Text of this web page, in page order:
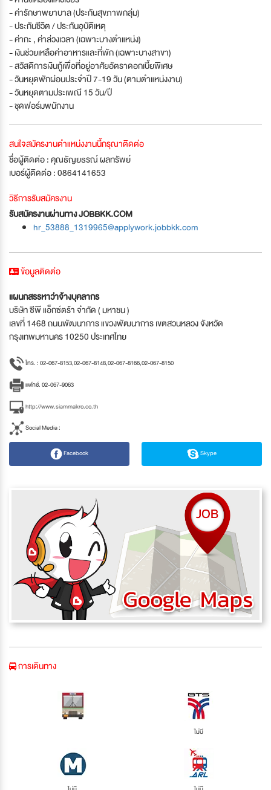
- ค่ารักษาพยาบาล (ประกันสุขภาพกลุ่ม)
- ประกันชีวิต / ประกันอุบัติเหตุ
- ค่ากะ , ค่าล่วงเวลา (เฉพาะบางตำแหน่ง)
- เงินช่วยเหลือค่าอาหารและที่พัก (เฉพาะบางสาขา)
- สวัสดิการเงินกู้เพื่อที่อยู่อาศัยอัตราดอกเบี้ยพิเศษ
- วันหยุดพักผ่อนประจำปี 7-19 วัน (ตามตำแหน่งงาน)
- วันหยุดตามประเพณี 15 วัน/ปี
- ชุดฟอร์มพนักงาน
สนใจสมัครงานตำแหน่งงานนี้กรุณาติดต่อ
ชื่อผู้ติดต่อ : คุณธัญยธรณ์ ผลทรัพย์
เบอร์ผู้ติดต่อ : 0864141653
วิธีการรับสมัครงาน
รับสมัครงานผ่านทาง JOBBKK.COM
hr_53888_1319965@applywork.jobbkk.com
ข้อมูลติดต่อ
แผนกสรรหาว่าจ้างบุคลากร
บริษัท ซีพี แอ็กซ์ตร้า จำกัด ( มหาชน )
เลขที่ 1468 ถนนพัฒนาการ แขวงพัฒนาการ เขตสวนหลวง จังหวัด
กรุงเทพมหานคร 10250 ประเทศไทย
โทร. : 02-067-8153,02-067-8148,02-067-8166,02-067-8150
แฟกซ์. 02-067-9063
http://www.siammakro.co.th
Social Media :
Facebook Skype
การเดินทาง
ไม่มี